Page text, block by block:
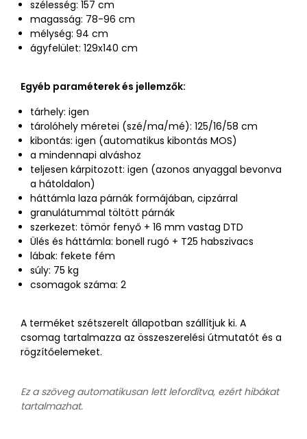
szélesség: 157 cm
magasság: 78-96 cm
mélység: 94 cm
ágyfelület: 129x140 cm
Egyéb paraméterek és jellemzők:
tárhely: igen
tárolóhely méretei (szé/ma/mé): 125/16/58 cm
kibontás: igen (automatikus kibontás MOS)
a mindennapi alváshoz
teljesen kárpitozott: igen (azonos anyaggal bevonva
a hátoldalon)
háttámla laza párnák formájában, cipzárral
granulátummal töltött párnák
szerkezet: tömör fenyő + 16 mm vastag DTD
Ülés és háttámla: bonell rugó + T25 habszivacs
lábak: fekete fém
súly: 75 kg
csomagok száma: 2
A terméket szétszerelt állapotban szállítjuk ki. A
csomag tartalmazza az összeszerelési útmutatót és a
rögzítőelemeket.
Ez a szöveg automatikusan lett lefordítva, ezért hibákat
tartalmazhat.